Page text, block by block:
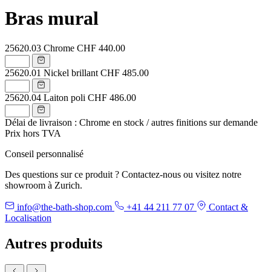
Bras mural
25620.03 Chrome CHF 440.00
25620.01 Nickel brillant CHF 485.00
25620.04 Laiton poli CHF 486.00
Délai de livraison : Chrome en stock / autres finitions sur demande
Prix hors TVA
Conseil personnalisé
Des questions sur ce produit ? Contactez-nous ou visitez notre
showroom à Zurich.
info@the-bath-shop.com +41 44 211 77 07
Contact &
Localisation
Autres produits